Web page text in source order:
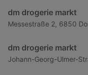
dm drogerie markt
Messestraße 2, 6850
dm drogerie markt
Johann-Georg-Ulmer-